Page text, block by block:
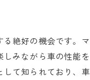
もたらす情報
絶好の機会です。
みながら車の性能
て知られており、